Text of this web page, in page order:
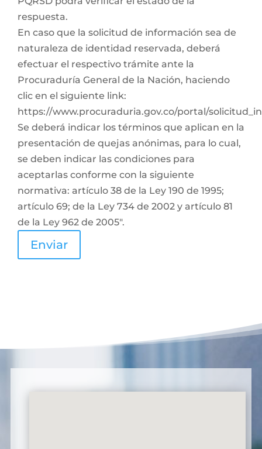
respuesta.
En caso que la solicitud de información sea de
naturaleza de identidad reservada, deberá
efectuar el respectivo trámite ante la
Procuraduría General de la Nación, haciendo
clic en el siguiente link:
https://www.procuraduria.gov.co/portal/
Se deberá indicar los términos que aplican en la
presentación de quejas anónimas, para lo cual,
se deben indicar las condiciones para
aceptarlas conforme con la siguiente
normativa: artículo 38 de la Ley 190 de 1995;
artículo 69; de la Ley 734 de 2002 y artículo 81
de la Ley 962 de 2005".
Enviar